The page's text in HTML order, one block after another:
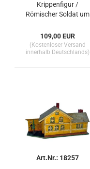
Krippenfigur /
Römischer Soldat um
109,00 EUR
(Kostenloser Versand
innerhalb Deutschlands)
Art.Nr.: 18257